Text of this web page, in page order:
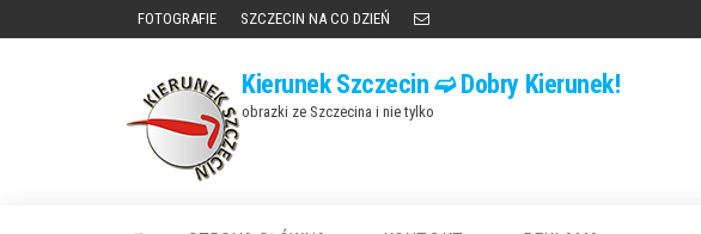
FOTOGRAFIE SZCZECIN NA CO DZIEŃ
Kierunek Szczecin ➫ Dobry Kierunek!
obrazki ze Szczecina i nie tylko